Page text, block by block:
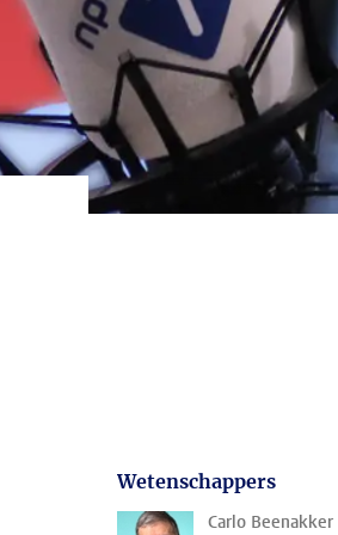
Wetenschappers
Carlo Beenakker